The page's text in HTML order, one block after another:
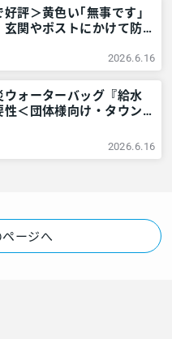
評＞黄色い｢無事です｣
関やポストにかけて防災
2026.6.16
ォーターバッグ『給水
＜団体様向け・タウンニ
アリア
2026.6.16
ージへ